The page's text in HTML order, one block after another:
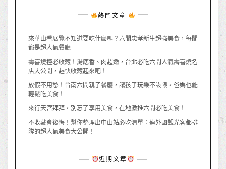
熱門文章
來華山看展覽不知道要吃什麼嗎？六間忠孝新生超強美食，每間
都是超人氣餐廳
壽喜燒控必收藏！湯底香、肉超嫩，台北必吃六間人氣壽喜燒名
店大公開，趕快收藏起來吧！
放假不用愁！台南六間親子餐廳，讓孩子玩樂不設限，爸媽也能
輕鬆吃美食！
來行天宮拜拜，別忘了享用美食，在地激推六間必吃美食！
不收藏會後悔！幫你整理出中山站必吃清單：連外國觀光客都排
隊的超人氣美食大公開！
近期文章